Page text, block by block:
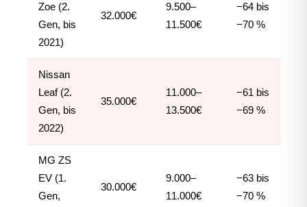
Zoe (2.
Gen, bis
2021)
32.000€
9.500–
11.500€
−64 bis
−70 %
Nissan
Leaf (2.
Gen, bis
2022)
35.000€
11.000–
13.500€
−61 bis
−69 %
MG ZS
EV (1.
Gen,
30.000€
9.000–
11.000€
−63 bis
−70 %